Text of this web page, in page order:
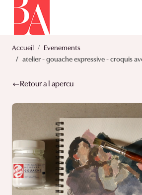
Accueil
Evenements
atelier - gouache expressive - croquis
Retour a l apercu